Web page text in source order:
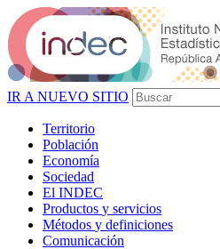
IR A NUEVO SITIO
Territorio
Población
Economía
Sociedad
El INDEC
Productos y servicios
Métodos y definiciones
Comunicación